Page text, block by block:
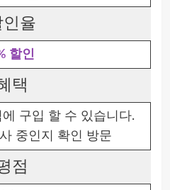
인율
할인
택
구입 할 수 있습니다.
중인지 확인 방문
점